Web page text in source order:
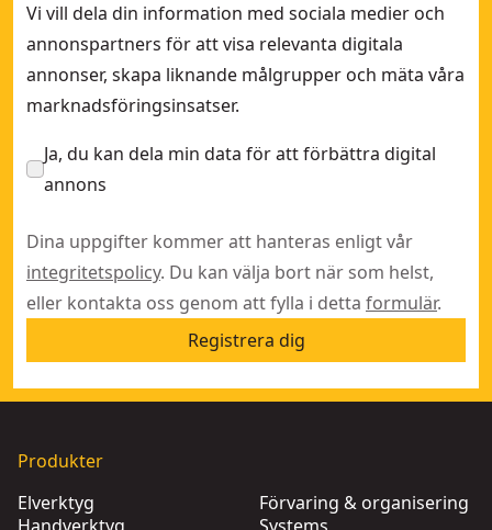
Vi vill dela din information med sociala medier och
annonspartners för att visa relevanta digitala
annonser, skapa liknande målgrupper och mäta våra
marknadsföringsinsatser.
Ja, du kan dela min data för att förbättra digital
annons
Dina uppgifter kommer att hanteras enligt vår
integritetspolicy. Du kan välja bort när som helst,
eller kontakta oss genom att fylla i detta formulär.
Registrera dig
Produkter
Elverktyg
Förvaring & organisering